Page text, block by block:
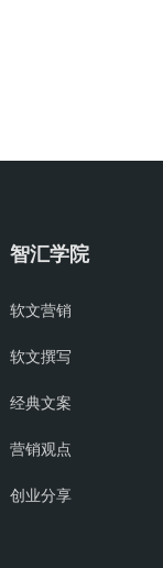
智汇学院
软文营销
软文撰写
经典文案
营销观点
创业分享